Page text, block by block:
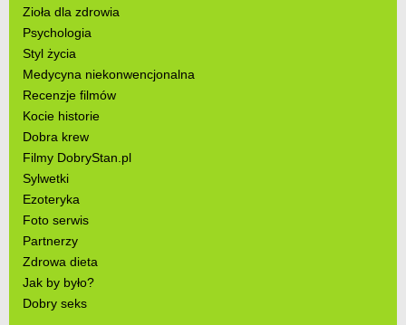
Zioła dla zdrowia
Psychologia
Styl życia
Medycyna niekonwencjonalna
Recenzje filmów
Kocie historie
Dobra krew
Filmy DobryStan.pl
Sylwetki
Ezoteryka
Foto serwis
Partnerzy
Zdrowa dieta
Jak by było?
Dobry seks